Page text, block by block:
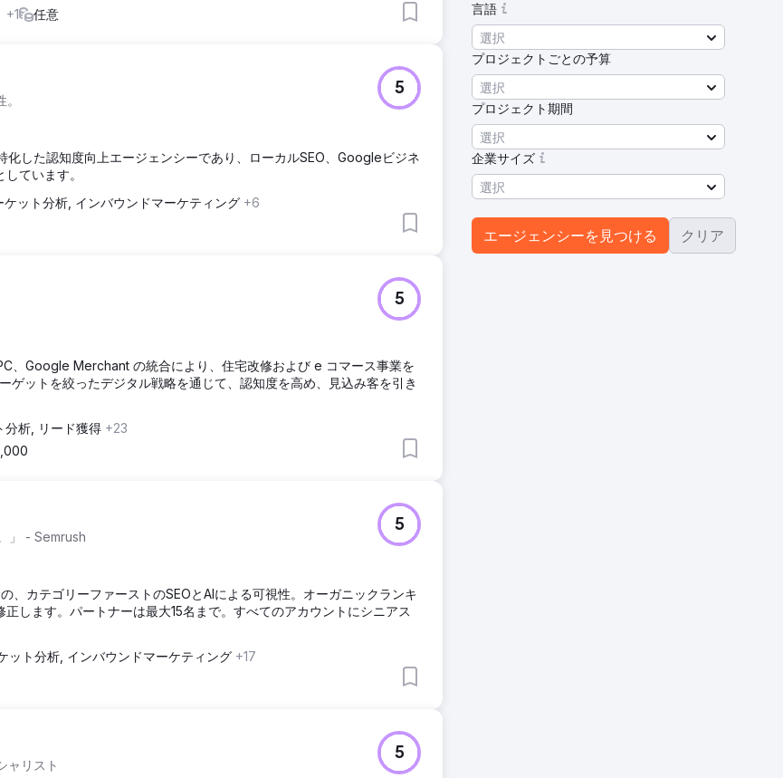
+1 任意
5
化した認知度向上エージェンシーであり、ローカルSEO、Googleビジネ
ています。
ケット分析, インバウンドマーケティング +6
5
、Google Merchant の統合により、住宅改修および e コマース事業を
ゲットを絞ったデジタル戦略を通じて、認知度を高め、見込み客を引き
分析, リード獲得 +23
」 - Semrush
5
、カテゴリーファーストのSEOとAIによる可視性。オーガニックランキ
します。パートナーは最大15名まで。すべてのアカウントにシニアス
ット分析, インバウンドマーケティング +17
ャリスト
5
言語
選択
プロジェクトごとの予算
選択
プロジェクト期間
選択
企業サイズ
選択
エージェンシーを見つける クリア